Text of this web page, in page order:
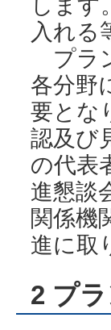
入れる
プラ
各分野
要とな
認及び
の代表
進懇談
関係機
進に取
2 プ